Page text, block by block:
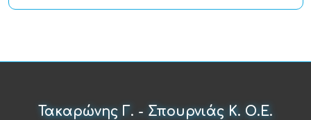
Τακαρώνης Γ. - Σπουρνιάς Κ. Ο.Ε.